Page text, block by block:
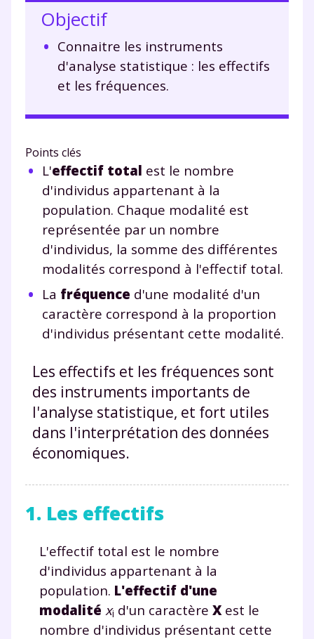
Objectif
Connaitre les instruments
d'analyse statistique : les effectifs
et les fréquences.
Points clés
L'effectif total est le nombre
d'individus appartenant à la
population. Chaque modalité est
représentée par un nombre
d'individus, la somme des différentes
modalités correspond à l'effectif total.
La fréquence d'une modalité d'un
caractère correspond à la proportion
d'individus présentant cette modalité.
Les effectifs et les fréquences sont
des instruments importants de
l'analyse statistique, et fort utiles
dans l'interprétation des données
économiques.
1. Les effectifs
L'effectif total est le nombre
d'individus appartenant à la
population. L'effectif d'une
modalité xi d'un caractère X est le
nombre d'individus présentant cette